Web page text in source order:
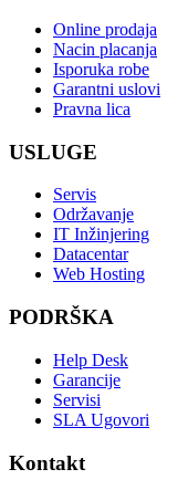
Online prodaja
Nacin placanja
Isporuka robe
Garantni uslovi
Pravna lica
USLUGE
Servis
Održavanje
IT Inžinjering
Datacentar
Web Hosting
PODRŠKA
Help Desk
Garancije
Servisi
SLA Ugovori
Kontakt